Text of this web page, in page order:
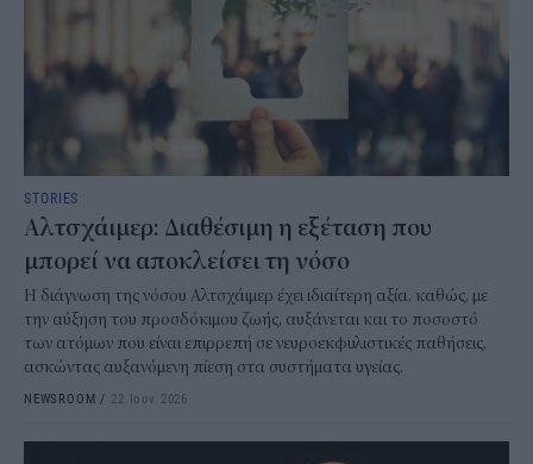
STORIES
Αλτσχάιμερ: Διαθέσιμη η εξέταση που
μπορεί να αποκλείσει τη νόσο
Η διάγνωση της νόσου Αλτσχάιμερ έχει ιδιαίτερη αξία, καθώς, με
την αύξηση του προσδόκιμου ζωής, αυξάνεται και το ποσοστό
των ατόμων που είναι επιρρεπή σε νευροεκφυλιστικές παθήσεις,
ασκώντας αυξανόμενη πίεση στα συστήματα υγείας.
NEWSROOM / 22 Ιουν 2026